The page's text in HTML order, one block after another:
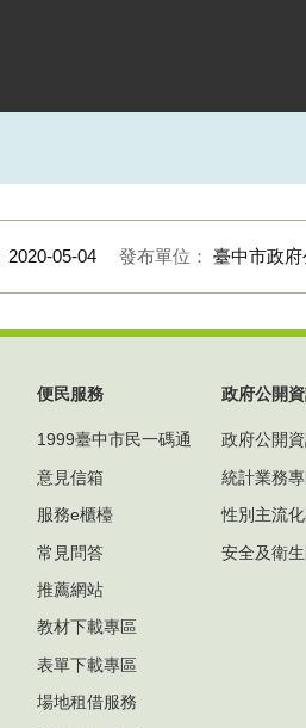
2020-05-04 發布單位： 臺中市政
便民服務
1999臺中市民一碼通
意見信箱
服務e櫃檯
常見問答
推薦網站
教材下載專區
表單下載專區
場地租借服務
政府公開
政府公開
統計業務
性別主流
安全及衛